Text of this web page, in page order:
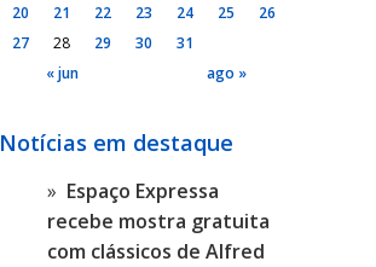
20
21 22 23 24 25
26
27
28 29 30
31
« jun
ago »
Notícias em destaque
Espaço Expressa
recebe mostra gratuita
com clássicos de Alfred